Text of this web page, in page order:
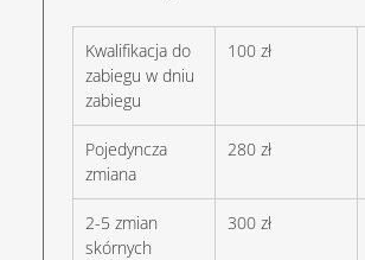
Kwalifikacja do
zabiegu w dniu
zabiegu
100 zł
Pojedyncza
zmiana
280 zł
2-5 zmian
skórnych
300 zł